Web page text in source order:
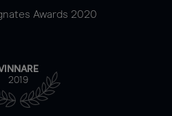
Awards 2020
2019